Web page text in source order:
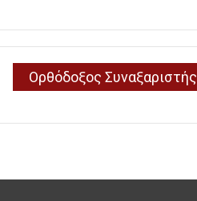
Ορθόδοξος Συναξαριστής